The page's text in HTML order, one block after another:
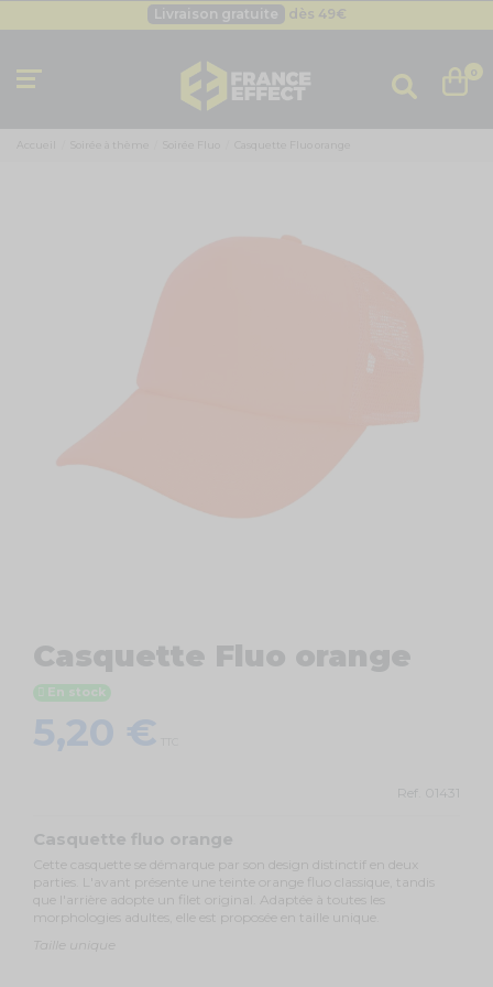
Livraison gratuite dès 49€
Livraison gratuite dès 49 0
Accueil Soirée à thème Casquette Fluo orange
Casquette Fluo orange
En stock
5,20 €
Ref. 01431
Casquette fluo orange
Cette casquette se démarque par son design distinctif en deux
parties. L'avant présente une teinte orange fluo classique, tandis
que l'arrière adopte un filet original. Adaptée à toutes les
morphologies adultes, elle est proposée en taille unique.
Taille unique